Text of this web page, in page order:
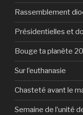
Rassemblement
Présidentielles et
Bouge ta planète
Sur l’euthanasie
Chasteté avant le
Semaine de l’unité